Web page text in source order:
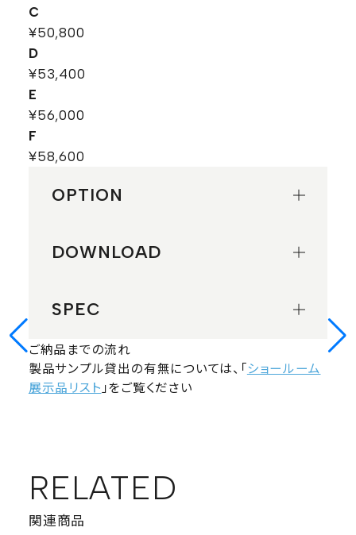
C
¥50,800
D
¥53,400
E
¥56,000
F
¥58,600
OPTION
DOWNLOAD
SPEC
ご納品までの流れ
製品サンプル貸出の有無については、「ショールーム
展示品リスト 」をご覧ください
RELATED
関連商品